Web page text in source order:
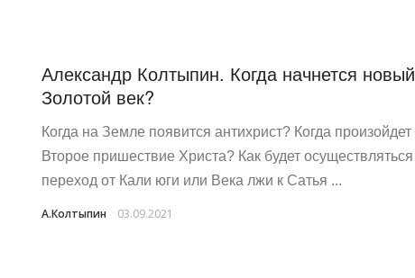
Александр Колтыпин. Когда начнется новый
Золотой век?
Когда на Земле появится антихрист? Когда произойдет
Второе пришествие Христа? Как будет осуществляться
переход от Кали юги или Века лжи к Сатья ...
А.Колтыпин 03.09.2021